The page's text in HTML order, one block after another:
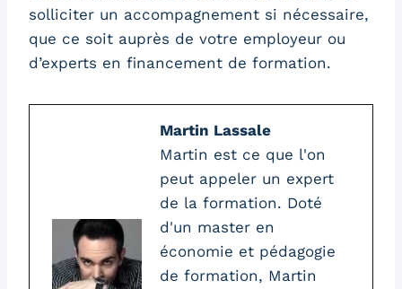
solliciter un accompagnement si nécessaire,
que ce soit auprès de votre employeur ou
d’experts en financement de formation.
Martin Lassale
Martin est ce que l'on
peut appeler un expert
de la formation. Doté
d'un master en
économie et pédagogie
de formation, Martin